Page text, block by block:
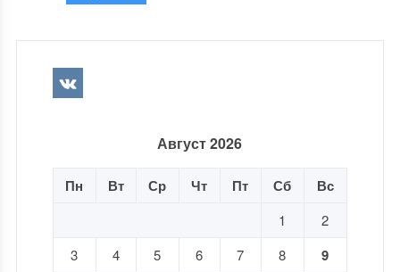
Август 2026
Пн Вт Ср Чт Пт Сб Вс
1
2
3
4 5 6 7 8 9